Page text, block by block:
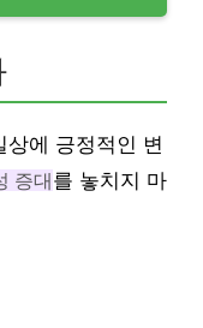
에 긍정적인 변
증대를 놓치지 마